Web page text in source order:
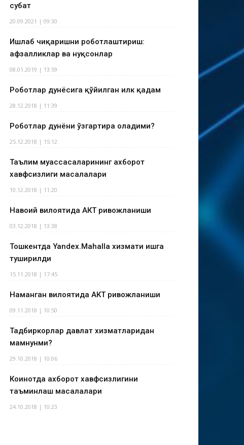
суҳбат
20.09.2021 | 09:30
Ишлаб чиқаришни роботлаштириш:
афзалликлар ва нуқсонлар
08.01.2019 | 13:59
Роботлар дунёсига қўйилган илк қадам
28.12.2018 | 11:39
Роботлар дунёни ўзгартира оладими?
25.12.2018 | 15:12
Таълим муассасаларининг ахборот
хавфсизлиги масалалари
10.12.2018 | 11:20
Навоий вилоятида АКТ ривожланиши
03.12.2018 | 13:38
Тошкентда Yandex.Mahalla хизмати ишга
туширилди
15.11.2018 | 17:45
Наманган вилоятида АКТ ривожланиши
09.11.2018 | 10:50
Тадбиркорлар давлат хизматларидан
мамнунми?
29.10.2018 | 10:06
Коинотда ахборот хавфсизлигини
таъминлаш масалалари
24.10.2018 | 10:23